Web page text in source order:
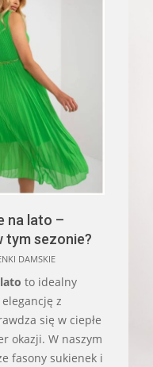
na lato –
tym sezonie?
DAMSKIE
to idealny
z
się w ciepłe
okazji. W naszym
fasony sukienek i